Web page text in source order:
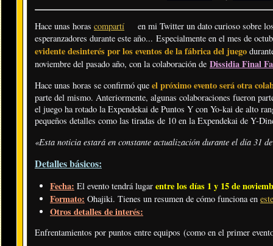
Hace unas horas compartí
en mi Twitter un dato curioso sobre
esperanzadores durante este año... Especialmente en el mes de
evidente desinterés por los eventos de la fábrica del juego
noviembre del pasado año, con la colaboración de Dissidia Final
Hace unas horas se confirmó que el próximo evento será otra
parte del mismo. Anteriormente, algunas colaboraciones fueron
el juego ha rotado la Expendekai de Puntos Y con Yo-kai de alto
pequeños detalles como las tiradas de 10 en la Expendekai de Y-
«Esta noticia estará en constante actualización durante el día 31
Detalles básicos:
Fecha: El evento tendrá lugar entre los días 1 y 15 de
Formato: Ohajiki. Tienes un resumen de cómo funciona en
Otros detalles de interés:
Enfrentamientos por puntos entre equipos (como en el primer